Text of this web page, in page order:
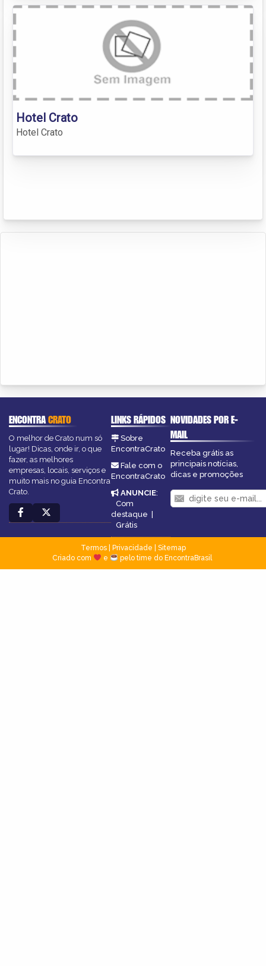
Hotel Crato
Hotel Crato
ENCONTRACRATO
O melhor de Crato num só
lugar! Dicas, onde ir, o que
fazer, as melhores
empresas, locais, serviços e
muito mais no guia Encontra
Crato.
LINKS RÁPIDOS
Sobre
EncontraCrato
Fale com o
EncontraCrato
ANUNCIE:
Com
destaque |
Grátis
NOVIDADES POR E-
MAIL
Receba grátis as
principais notícias,
dicas e promoções
Termos| Privacidade
Sitemap
Criado com
e pelo time do EncontraBrasil